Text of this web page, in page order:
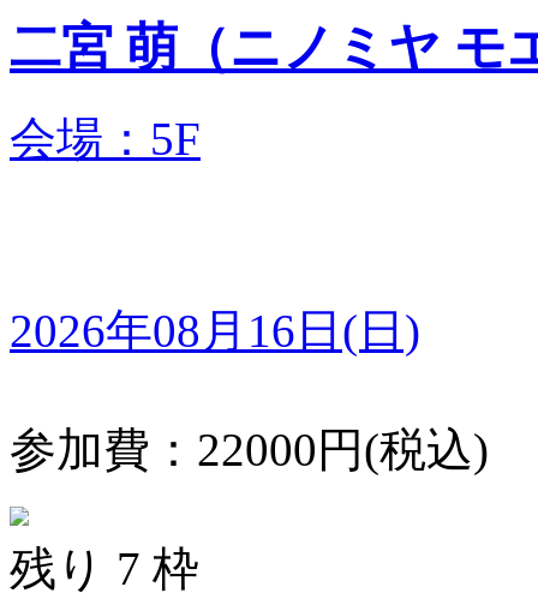
二宮 萌（ニノミ
会場：5F
2026年08月16日(日)
参加費：22000円(税込)
残り 7 枠